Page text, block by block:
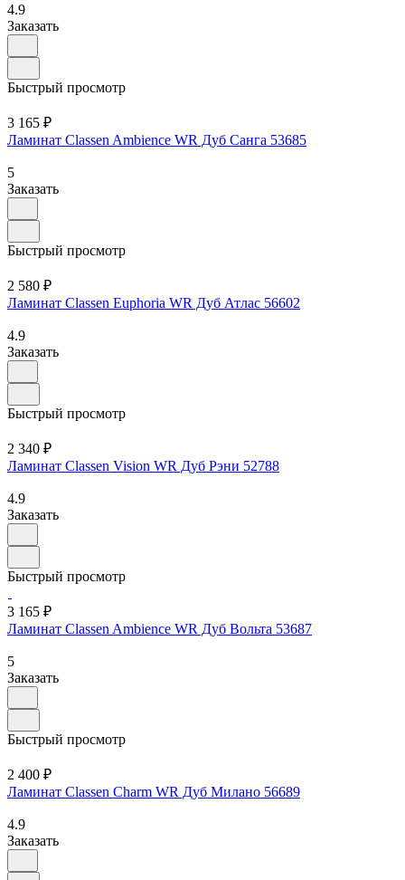
4.9
Заказать
Быстрый просмотр
3 165 ₽
Ламинат Classen Ambience WR Дуб Санга 53685
5
Заказать
Быстрый просмотр
2 580 ₽
Ламинат Classen Euphoria WR Дуб Атлас 56602
4.9
Заказать
Быстрый просмотр
2 340 ₽
Ламинат Classen Vision WR Дуб Рэни 52788
4.9
Заказать
Быстрый просмотр
3 165 ₽
Ламинат Classen Ambience WR Дуб Вольта 53687
5
Заказать
Быстрый просмотр
2 400 ₽
Ламинат Classen Charm WR Дуб Милано 56689
4.9
Заказать